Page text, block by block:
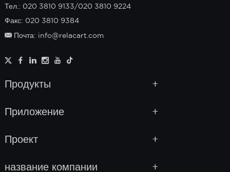
Тел.: 020 3810 9133/020 3810 9224
Факс: 020 3810 9384
Почта: info@relacart.com
Продукты
Приложение
Проект
название компании